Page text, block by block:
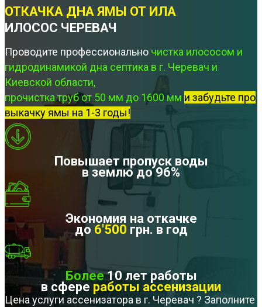
ОТКАЧКА ДНА ЯМЫ ОТ ИЛА
ИЛОСОС ЧЕРЕВАЧ
Проводите профессионально чистка илососом и
гидродинамикой дна септика в г. Черевач и
Киевской области,
прочистка труб от 50 мм до 1600 мм и забудьте про
выкачку ямы на 1-3 годы!
Повышает пропуск воды
в землю до 96%
Экономия на откачке
до 6'500 грн. в год
Более10 лет работы
в сфере работы ассенизации
Цена услуги ассенизатора в г. Черевач ? Заполните